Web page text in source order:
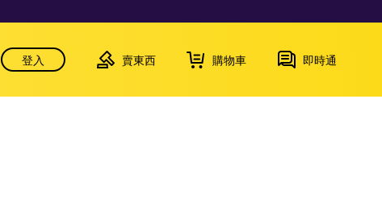
登入 賣東西 購物車 即時通